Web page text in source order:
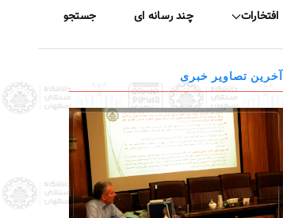
افتخارات چند رسانه ای جستجو
آخرین تصاویر خبری